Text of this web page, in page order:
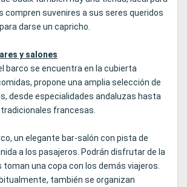
compren suvenires a sus seres queridos
darse un capricho.
y salones
barco se encuentra en la cubierta
propone una amplia selección de
desde especialidades andaluzas hasta
francesas.
un elegante bar-salón con pista de
a los pasajeros. Podrán disfrutar de la
una copa con los demás viajeros.
también se organizan